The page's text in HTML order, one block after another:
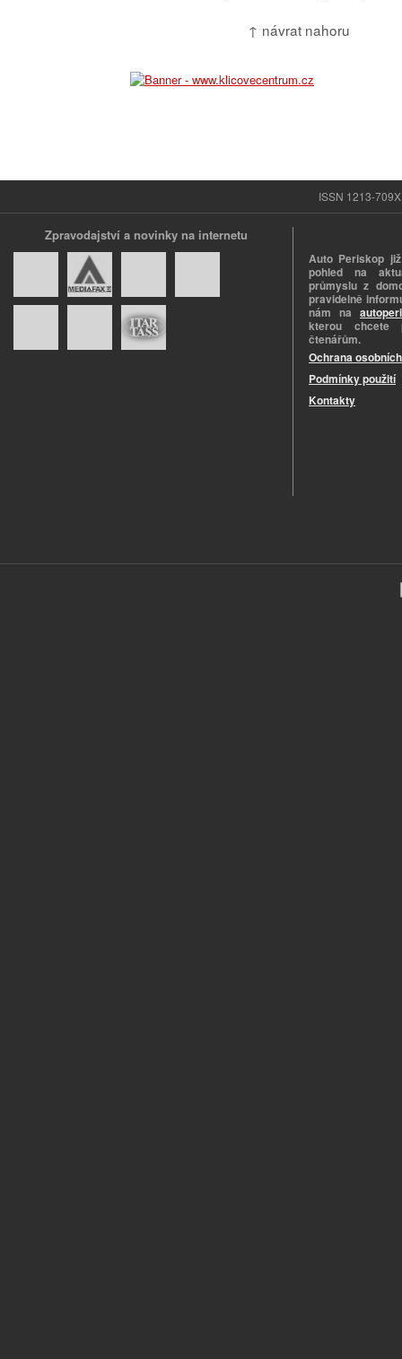
↑ návrat nahoru
ISSN 1213-
Zpravodajství a novinky na internetu
Auto Periskop
pohled na
průmyslu z
pravidelně
nám na
kterou chcete
čtenářům.
Ochrana
Podmínky použití
Kontakty